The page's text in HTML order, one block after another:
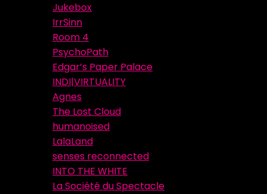
Jukebox
IrrSinn
Room 4
PsychoPath
Edgar’s Paper Palace
INDI|VIRTUALITY
Agnes
The Lost Cloud
humanoised
LalaLand
senses reconnected
INTO THE WHITE
La Société du Spectacle